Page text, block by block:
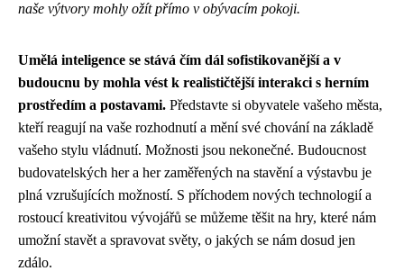
naše výtvory mohly ožít přímo v obývacím pokoji.
Umělá inteligence se stává čím dál sofistikovanější a v
budoucnu by mohla vést k realističtější interakci s herním
prostředím a postavami. Představte si obyvatele vašeho města,
kteří reagují na vaše rozhodnutí a mění své chování na základě
vašeho stylu vládnutí. Možnosti jsou nekonečné. Budoucnost
budovatelských her a her zaměřených na stavění a výstavbu je
plná vzrušujících možností. S příchodem nových technologií a
rostoucí kreativitou vývojářů se můžeme těšit na hry, které nám
umožní stavět a spravovat světy, o jakých se nám dosud jen
zdálo.